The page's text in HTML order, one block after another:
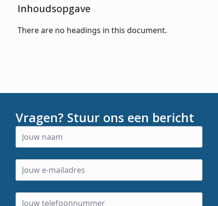
Inhoudsopgave
There are no headings in this document.
Vragen? Stuur ons een bericht